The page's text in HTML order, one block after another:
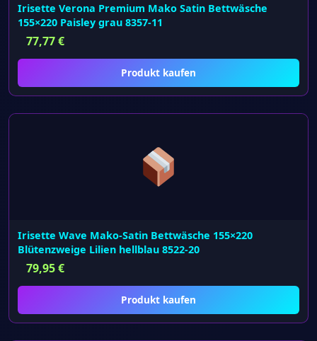
Irisette Verona Premium Mako Satin Bettwäsche
155×220 Paisley grau 8357-11
77,77€
Produkt kaufen
Irisette Wave Mako-Satin Bettwäsche 155×220
Blütenzweige Lilien hellblau 8522-20
79,95€
Produkt kaufen